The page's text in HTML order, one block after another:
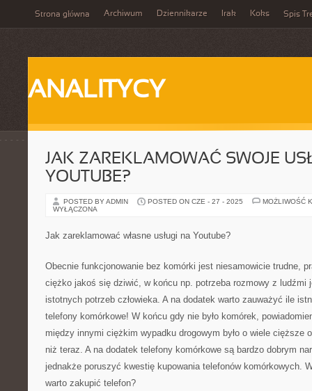
Strona główna Archiwum Dziennikarze Irak Koks Spis
ANALITYCY
JAK ZAREKLAMOWAĆ SWOJE
YOUTUBE?
POSTED BY ADMIN POSTED ON CZE - 27 - 2025
MOŻLIWOŚĆ
WYŁĄCZONA
Jak zareklamować własne usługi na Youtube?
Obecnie funkcjonowanie bez komórki jest niesamowicie trudne,
ciężko jakoś się dziwić, w końcu np. potrzeba rozmowy z ludźmi
istotnych potrzeb człowieka. A na dodatek warto zauważyć ile
telefony komórkowe! W końcu gdy nie było komórek,
między innymi ciężkim wypadku drogowym było o wiele cięższe
niż teraz. A na dodatek telefony komórkowe są bardzo dobrym
jednakże poruszyć kwestię kupowania telefonów komórkowych.
warto zakupić telefon?